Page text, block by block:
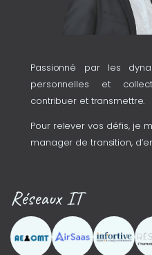
Passionné par les
personnelles et
contribuer et transmettre.
Pour relever vos défis, je
manager de transition,
Réseaux IT